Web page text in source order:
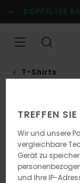
zur
Produktinformation
DOPPELTER
T-Shirts
TREFFEN
Wir und unsere
vergleichbare
Gerät zu
und Ihre IP-